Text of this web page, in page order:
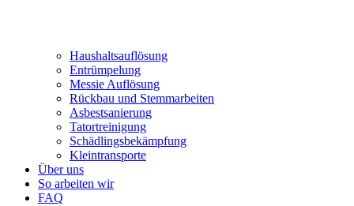
Haushaltsauflösung
Entrümpelung
Messie Auflösung
Rückbau und Stemmarbeiten
Asbestsanierung
Tatortreinigung
Schädlingsbekämpfung
Kleintransporte
Über uns
So arbeiten wir
FAQ